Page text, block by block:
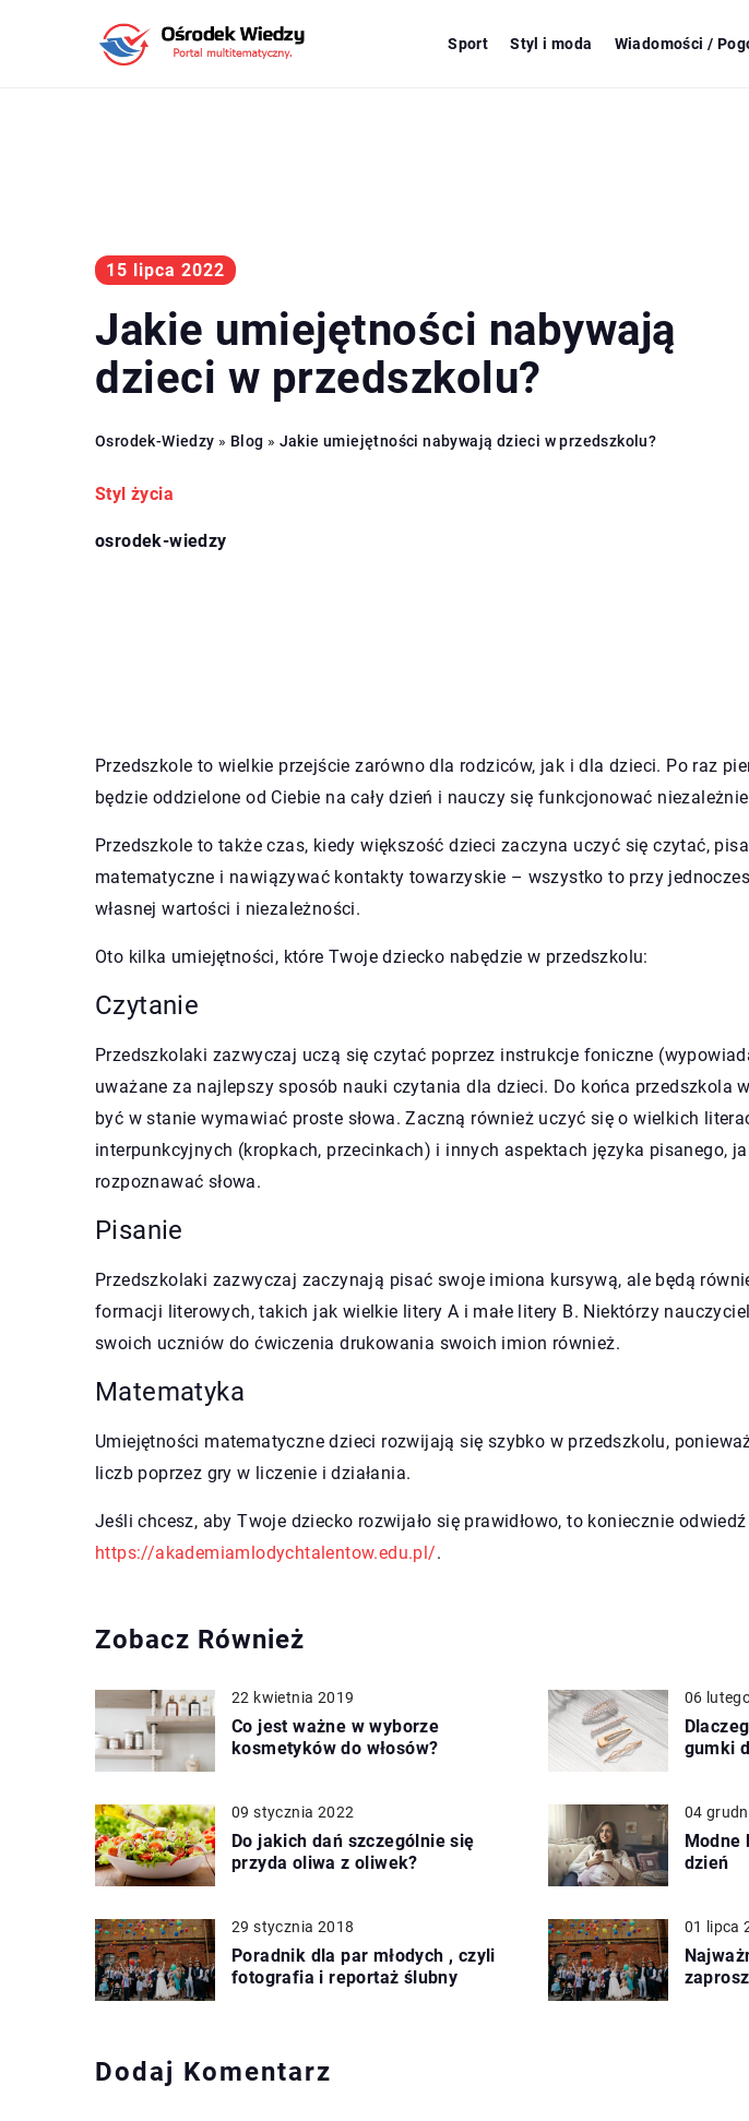
Sport Styl i moda Wiadomości /
15 lipca 2022
Jakie umiejętności nabywają
dzieci w przedszkolu?
Osrodek-Wiedzy » Blog » Jakie umiejętności nabywają dzieci w przedszkolu?
Styl życia
osrodek-wiedzy
Przedszkole to wielkie przejście zarówno dla rodziców, jak i dla dzieci. Po raz
będzie oddzielone od Ciebie na cały dzień i nauczy się funkcjonować
Przedszkole to także czas, kiedy większość dzieci zaczyna uczyć się czytać,
matematyczne i nawiązywać kontakty towarzyskie – wszystko to przy
własnej wartości i niezależności.
Oto kilka umiejętności, które Twoje dziecko nabędzie w przedszkolu:
Czytanie
Przedszkolaki zazwyczaj uczą się czytać poprzez instrukcje foniczne
uważane za najlepszy sposób nauki czytania dla dzieci. Do końca przedszkola
być w stanie wymawiać proste słowa. Zaczną również uczyć się o wielkich
interpunkcyjnych (kropkach, przecinkach) i innych aspektach języka pisanego,
rozpoznawać słowa.
Pisanie
Przedszkolaki zazwyczaj zaczynają pisać swoje imiona kursywą, ale będą
formacji literowych, takich jak wielkie litery A i małe litery B. Niektórzy
swoich uczniów do ćwiczenia drukowania swoich imion również.
Matematyka
Umiejętności matematyczne dzieci rozwijają się szybko w przedszkolu,
liczb poprzez gry w liczenie i działania.
Jeśli chcesz, aby Twoje dziecko rozwijało się prawidłowo, to koniecznie
https://akademiamlodychtalentow.edu.pl/.
Zobacz Również
22 kwietnia 2019
Co jest ważne w wyborze
kosmetyków do włosów?
06
gumki
09 stycznia 2022
Do jakich dań szczególnie się
przyda oliwa z oliwek?
04
Modne
dzień
29 stycznia 2018
Poradnik dla par młodych , czyli
fotografia i reportaż ślubny
01 lipca
Dodaj Komentarz